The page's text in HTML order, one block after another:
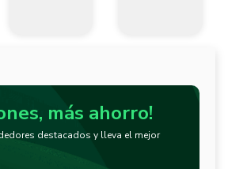
más ahorro!
destacados y lleva el mejor